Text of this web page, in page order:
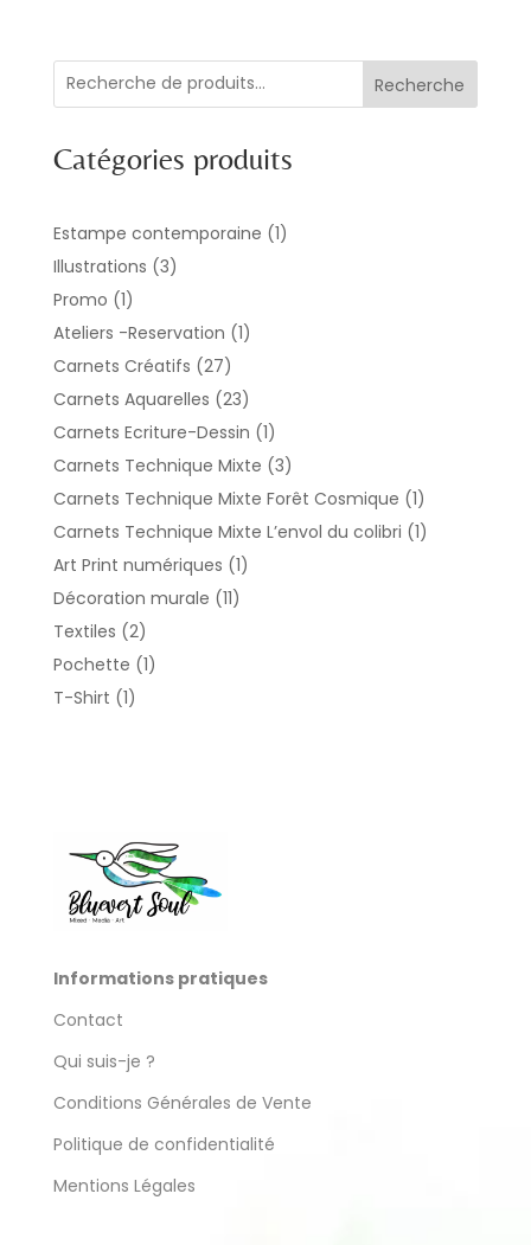
53,00€
à
67,00€
Recherche
Catégories produits
Estampe contemporaine 11
Illustrations 33
Promo 11
produit
Ateliers -Reservation 11
Carnets Créatifs 2727
produits
Carnets Aquarelles 2323
produits
Carnets Ecriture-Dessin 11
produit
Carnets Technique Mixte 33
produits
Carnets Technique Mixte Forêt Cosmique 11
produit
Carnets Technique Mixte L’envol du colibri 11
Art Print numériques 11
Décoration murale 1111
Textiles 22
produits
Pochette 11
T-Shirt 11
Informations pratiques
Contact
Qui suis-je ?
Conditions Générales de Vente
Politique de confidentialité
Mentions Légales